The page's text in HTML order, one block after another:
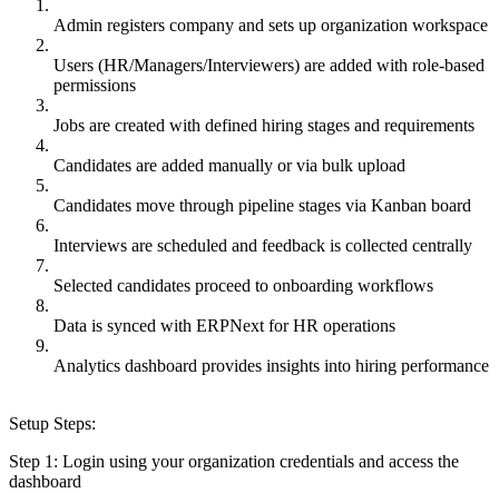
Admin registers company and sets up organization workspace
Users (HR/Managers/Interviewers) are added with role-based
permissions
Jobs are created with defined hiring stages and requirements
Candidates are added manually or via bulk upload
Candidates move through pipeline stages via Kanban board
Interviews are scheduled and feedback is collected centrally
Selected candidates proceed to onboarding workflows
Data is synced with ERPNext for HR operations
Analytics dashboard provides insights into hiring performance
Setup Steps:
Step 1: Login using your organization credentials and access the
dashboard